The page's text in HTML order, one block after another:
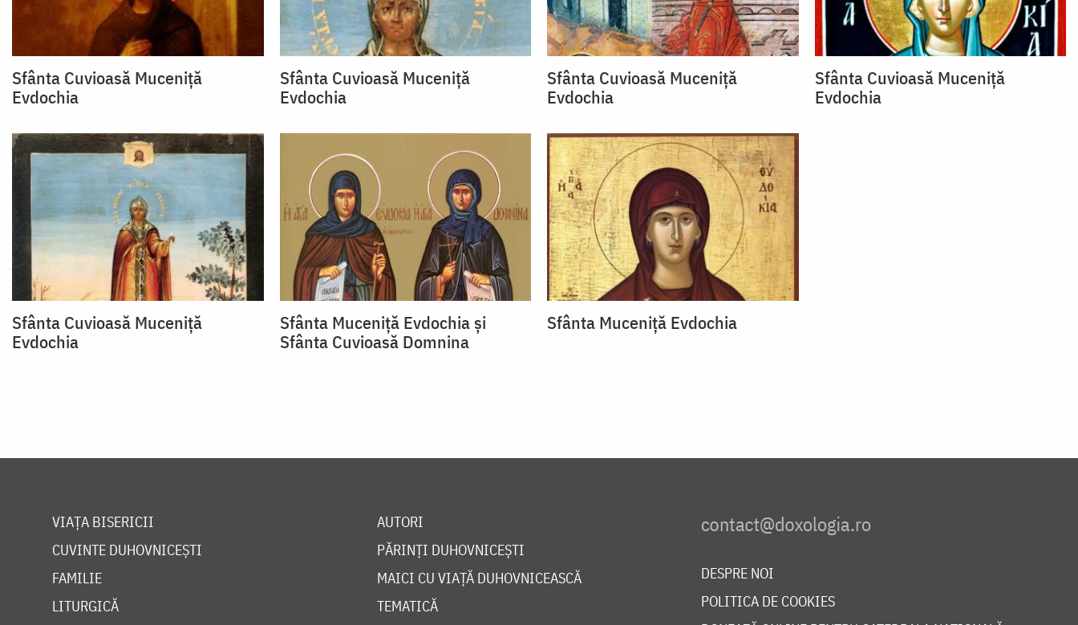
Sfânta Cuvioasă Muceniţă
Evdochia
Sfânta Cuvioasă Muceniţă
Evdochia
Sfânta Cuvioasă Muceniţă
Evdochia
Sfânta Cuvioasă Muceniţă
Evdochia
Sfânta Cuvioasă Muceniţă
Evdochia
Sfânta Muceniță Evdochia și
Sfânta Cuvioasă Domnina
Sfânta Muceniță Evdochia
VIAȚA BISERICII
CUVINTE DUHOVNICEȘTI
FAMILIE
LITURGICĂ
AUTORI
PĂRINȚI DUHOVNICEȘTI
MAICI CU VIAȚĂ DUHOVNICEASCĂ
TEMATICĂ
DESPRE NOI
POLITICA DE COOKIES